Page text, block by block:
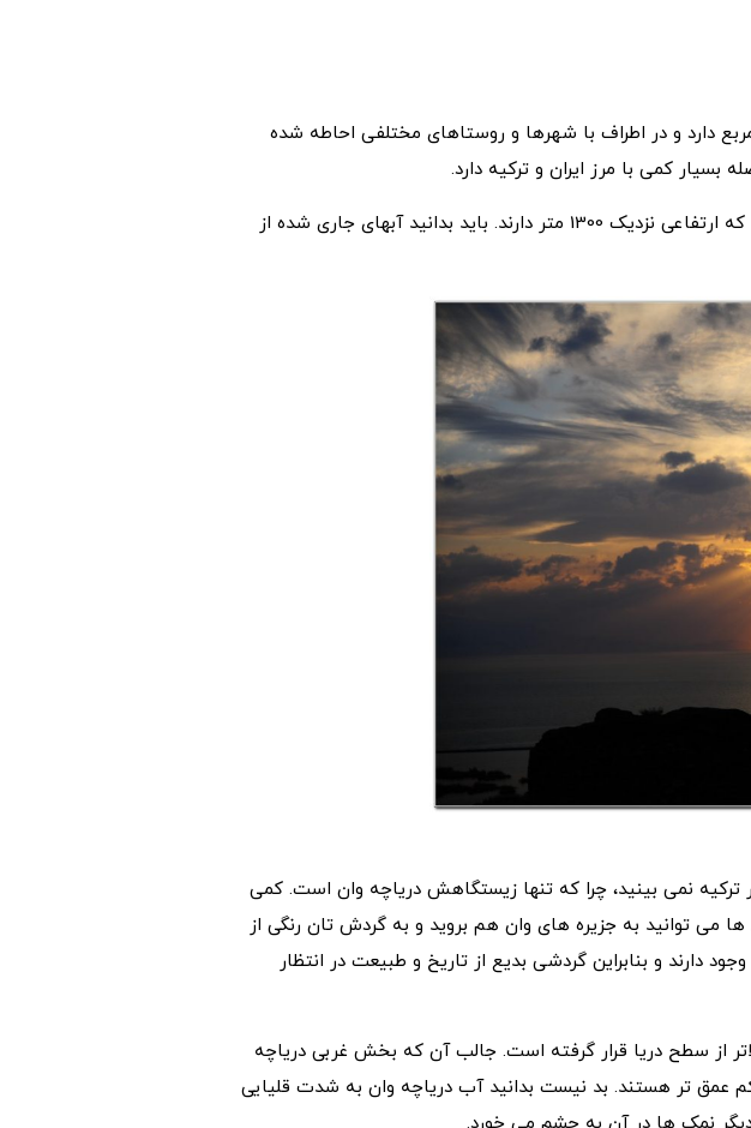
دریاچه کشور ترکیه است که وسعتی در حدود 3,755 کیلومتر مربع دارد و در اطراف با شهرها و روستاهای مختلفی احاطه شده
کمی با مرز ایران و ترکیه دارد.
وقتی به دریاچه وان برسید، در اطراف، کوه های بلند و سر به فلک کشیده ای می بینید که ارتفاعی نزدیک 1300 متر دارند. باید بدانید آبهای جاری شده از
نمی بینید، چرا که تنها زیستگاهش دریاچه وان است. کمی
می توانید به جزیره های وان هم بروید و به گردش تان رنگی از
دارند و بنابراین گردشی بدیع از تاریخ و طبیعت در انتظار
مثلثی وعمقی در حدود 171 تا 400 متر دارد و 1,640 متر بالاتر از سطح دریا قرار گرفته است. جالب آن که بخش غربی دریاچه
دریاچه کم عمق تر هستند. بد نیست بدانید آب دریاچه وان به شدت قلیایی